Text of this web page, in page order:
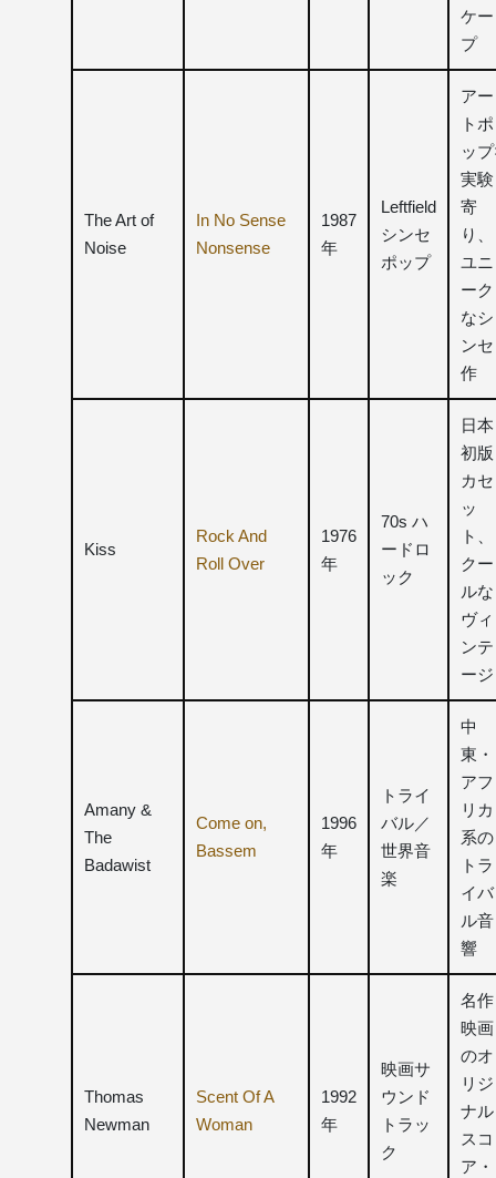
ケー
プ
The Art of
Noise
In No Sense
Nonsense
1987
年
Leftfield
シンセ
ポップ
アー
トポ
ッ
実験
寄
り、
ユニ
ーク
なシ
ンセ
作
Kiss
Rock And
Roll Over
1976
年
70s ハ
ードロ
ック
日本
初版
カセ
ッ
ト、
クー
ルな
ヴィ
ンテ
ージ
Amany &
The
Badawist
Come on,
Bassem
1996
年
トライ
バル／
世界音
楽
中
東・
アフ
リカ
系の
トラ
イバ
ル音
響
Thomas
Newman
Scent Of A
Woman
1992
年
映画サ
ウンド
トラッ
ク
名作
映画
のオ
リジ
ナル
スコ
ア・